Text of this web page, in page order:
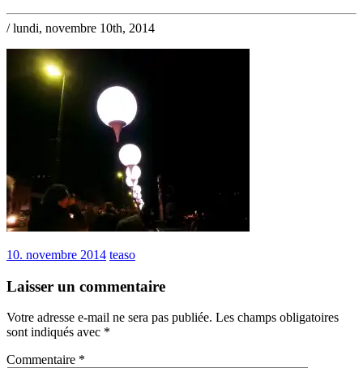
/ lundi, novembre 10th, 2014
10. novembre 2014 teaso
Laisser un commentaire
Votre adresse e-mail ne sera pas publiée. Les champs obligatoires
sont indiqués avec *
Commentaire *